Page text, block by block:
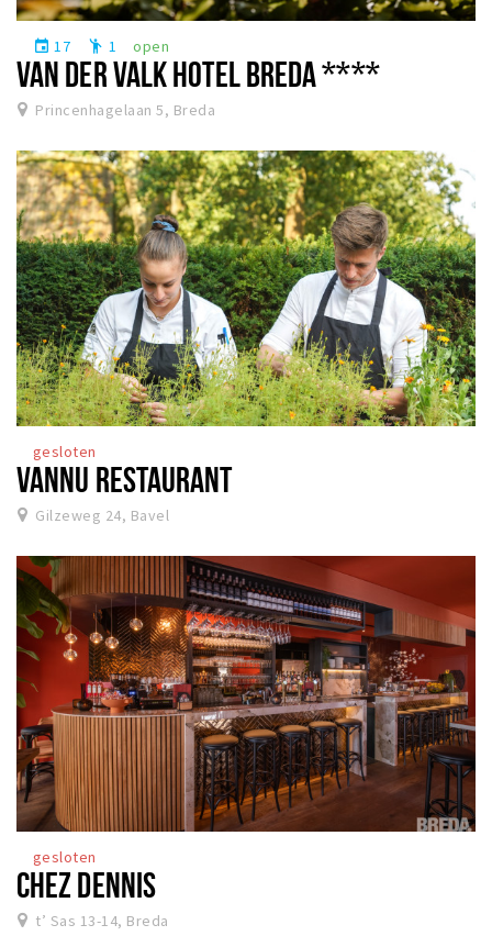
event 17 emoji_people 1 open
VAN DER VALK HOTEL BREDA ****
Princenhagelaan 5, Breda
gesloten
VANNU RESTAURANT
Gilzeweg 24, Bavel
gesloten
CHEZ DENNIS
t’ Sas 13-14, Breda